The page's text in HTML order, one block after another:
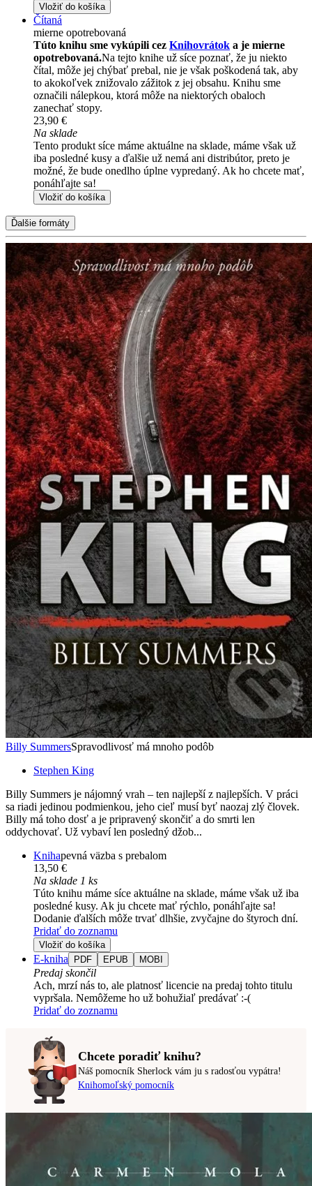
Vložiť do košíka
Čítaná
mierne opotrebovaná
Túto knihu sme vykúpili cez Knihovrátok a je mierne
opotrebovaná.Na tejto knihe už síce poznať, že ju niekto
čítal, môže jej chýbať prebal, nie je však poškodená tak, aby
to akokoľvek znižovalo zážitok z jej obsahu. Knihu sme
označili nálepkou, ktorá môže na niektorých obaloch
zanechať stopy.
23,90 €
Na sklade
Tento produkt síce máme aktuálne na sklade, máme však už
iba posledné kusy a ďalšie už nemá ani distribútor, preto je
možné, že bude onedlho úplne vypredaný. Ak ho chcete mať,
ponáhľajte sa!
Vložiť do košíka
Ďalšie formáty
Billy SummersSpravodlivosť má mnoho podôb
Stephen King
Billy Summers je nájomný vrah – ten najlepší z najlepších. V práci
sa riadi jedinou podmienkou, jeho cieľ musí byť naozaj zlý človek.
Billy má toho dosť a je pripravený skončiť a do smrti len
oddychovať. Už vybaví len posledný džob...
Knihapevná väzba s prebalom
13,50 €
Na sklade 1 ks
Túto knihu máme síce aktuálne na sklade, máme však už iba
posledné kusy. Ak ju chcete mať rýchlo, ponáhľajte sa!
Dodanie ďalších môže trvať dlhšie, zvyčajne do štyroch dní.
Pridať do zoznamu
Vložiť do košíka
E-kniha PDF EPUB MOBI
Predaj skončil
Ach, mrzí nás to, ale platnosť licencie na predaj tohto titulu
vypršala. Nemôžeme ho už bohužiaľ predávať :-(
Pridať do zoznamu
Chcete poradiť knihu?
Náš pomocník Sherlock vám ju s radosťou vypátra!
Knihomoľský pomocník